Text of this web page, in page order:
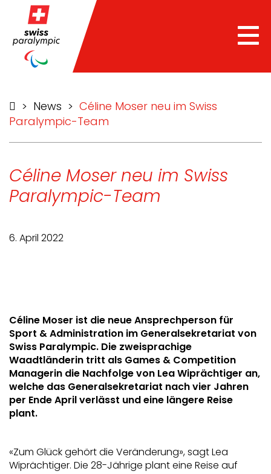
> News > Céline Moser neu im Swiss
Paralympic-Team
Céline Moser neu im Swiss
Paralympic-Team
6. April 2022
Céline Moser ist die neue Ansprechperson für
Sport & Administration im Generalsekretariat von
Swiss Paralympic. Die zweisprachige
Waadtländerin tritt als Games & Competition
Managerin die Nachfolge von Lea Wiprächtiger an,
welche das Generalsekretariat nach vier Jahren
per Ende April verlässt und eine längere Reise
plant.
«Zum Glück gehört die Veränderung», sagt Lea
Wiprächtiger. Die 28-Jährige plant eine Reise auf